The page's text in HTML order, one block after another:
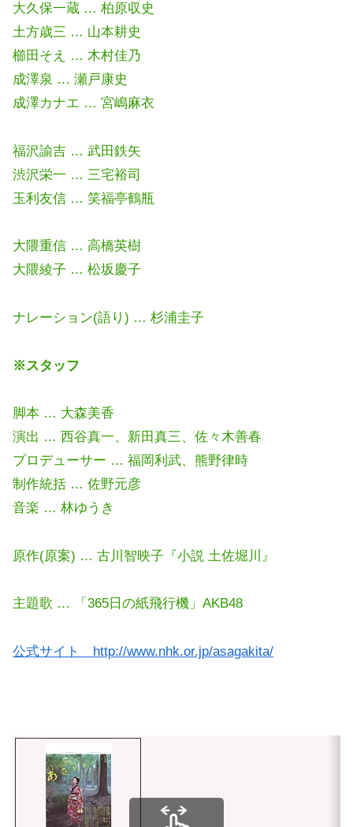
大久保一蔵 … 柏原収史
土方歳三 … 山本耕史
櫛田そえ … 木村佳乃
成澤泉 … 瀬戸康史
成澤カナエ … 宮嶋麻衣
福沢諭吉 … 武田鉄矢
渋沢栄一 … 三宅裕司
玉利友信 … 笑福亭鶴瓶
大隈重信 … 高橋英樹
大隈綾子 … 松坂慶子
ナレーション(語り) … 杉浦圭子
※スタッフ
脚本 … 大森美香
演出 … 西谷真一、新田真三、佐々木善春
プロデューサー … 福岡利武、熊野律時
制作統括 … 佐野元彦
音楽 … 林ゆうき
原作(原案) … 古川智映子『小説 土佐堀川』
主題歌 … 「365日の紙飛行機」AKB48
公式サイト http://www.nhk.or.jp/asagakita/